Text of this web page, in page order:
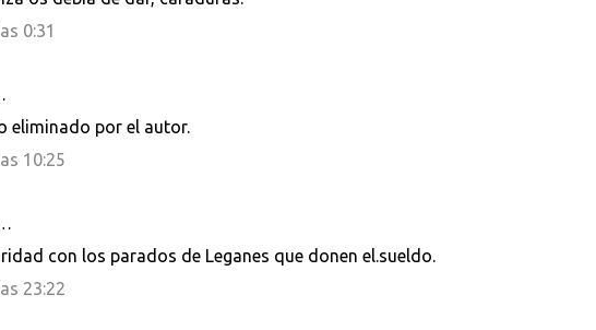
0:31
eliminado por el autor.
10:25
con los parados de Leganes que donen el.sueldo.
23:22